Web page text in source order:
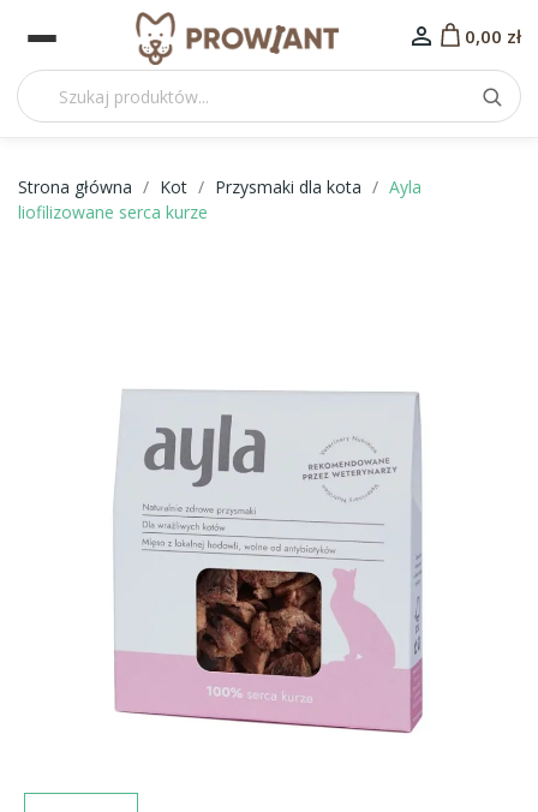
 0,00 zł
Strona główna Kot Przysmaki dla kota
Ayla
liofilizowane serca kurze